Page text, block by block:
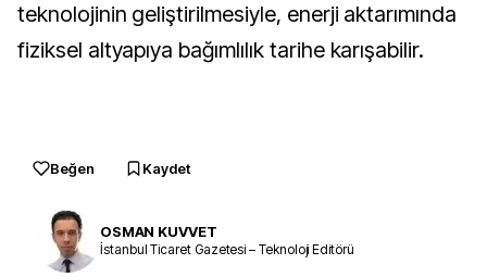
teknolojinin geliştirilmesiyle, enerji aktarımında
fiziksel altyapıya bağımlılık tarihe karışabilir.
Beğen Kaydet
OSMAN KUVVET
İstanbul Ticaret Gazetesi – Teknoloji Editörü